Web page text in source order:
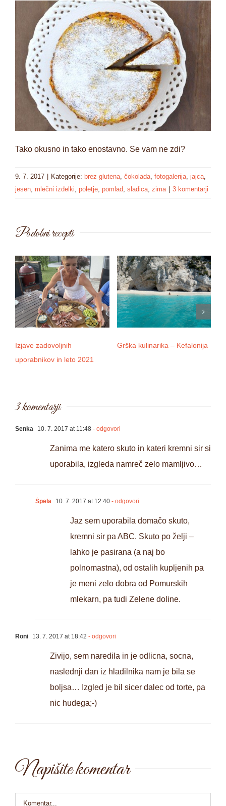
Tako okusno in tako enostavno. Se vam ne zdi?
9. 7. 2017 | Kategorije: brez glutena čokolada fotogalerija jajca
jesen mlečni izdelki poletje pomlad sladica zima | 3 komentarji
Podobni recepti
Izjave zadovoljnih
uporabnikov in leto 2021
Grška kulinarika – Kefalonija
3 komentarji
Senka 10. 7. 2017 at 11:48 - odgovori
Zanima me katero skuto in kateri kremni sir si
uporabila, izgleda namreč zelo mamljivo…
Špela 10. 7. 2017 at 12:40 - odgovori
Jaz sem uporabila domačo skuto,
kremni sir pa ABC. Skuto po želji –
lahko je pasirana (a naj bo
polnomastna), od ostalih kupljenih pa
je meni zelo dobra od Pomurskih
mlekarn, pa tudi Zelene doline.
Roni 13. 7. 2017 at 18:42 - odgovori
Zivijo, sem naredila in je odlicna, socna,
naslednji dan iz hladilnika nam je bila se
boljsa… Izgled je bil sicer dalec od torte, pa
nic hudega;-)
Napišite komentar
Comment